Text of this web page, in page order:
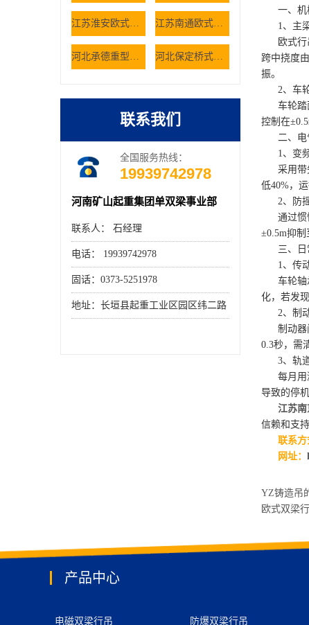
江苏淮安欧式双梁起重机轨道铺设有哪些规范 欧式行吊厂家 江苏南通欧式双梁起重机空载抖动是什么原因 欧式行吊厂家
河北承德重型车间选用桥式起重机有哪些核心考量因素 河北保定桥式起重机如何解决仓储大件货物的搬运难题
联系我们
全国服务热线：
19939742978
河南矿山起重集团单双梁事业部
联系人： 石经理
电话： 19939742978
固话：0373-5251978
地址：长垣县起重工业区园区纬二路
一、机
1、主梁
欧式行吊
跨中挠度
振。
2、车轮
车轮踏面
控制在
二、电
1、变频
采用带矢
低40%，
2、防摇
通过惯性
±0.5m抑制
三、日
1、传动
车轮轴承
化，若发
2、制
制动器闸
0.3秒，需
3、轨道
每月用激
导致的停
江苏
信赖和支持
联系方
网址：
YZ铸造吊
欧式双梁
产品中心
电磁双梁行吊 防爆双梁行吊